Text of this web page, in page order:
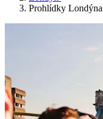
Prohlídky Londýna